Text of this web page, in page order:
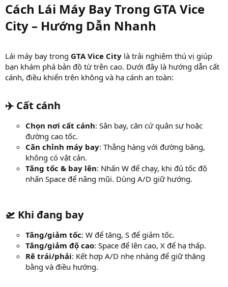
Cách Lái Máy Bay Trong GTA Vice
City – Hướng Dẫn Nhanh
Lái máy bay trong GTA Vice City là trải nghiệm thú vị giúp
bạn khám phá bản đồ từ trên cao. Dưới đây là hướng dẫn cất
cánh, điều khiển trên không và hạ cánh an toàn:
✈️ Cất cánh
Chọn nơi cất cánh: Sân bay, căn cứ quân sự hoặc
đường cao tốc.
Căn chỉnh máy bay: Thẳng hàng với đường băng,
không có vật cản.
Tăng tốc & bay lên: Nhấn W để chạy, khi đủ tốc độ
nhấn Space để nâng mũi. Dùng A/D giữ hướng.
🛫 Khi đang bay​
Tăng/giảm tốc: W để tăng, S để giảm tốc.
Tăng/giảm độ cao: Space để lên cao, X để hạ thấp.
Rẽ trái/phải: Kết hợp A/D nhẹ nhàng để giữ thăng
bằng và điều hướng.